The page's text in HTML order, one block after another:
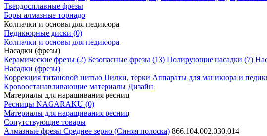
Твердосплавные фрезы
Боры алмазные торнадо
Колпачки и основы для педикюра
Педикюрные диски (0)
Колпачки и основы для педикюра
Насадки (фрезы)
Керамические фрезы (2) Безопасные фрезы (13) Полирующие насадки (7)
Насадки (фрезы)
Коррекция титановой нитью Пилки, терки Аппараты для маникюра и
Кровоостанавливающие материалы Дизайн
Материалы для наращивания ресниц
Ресницы NAGARAKU (0)
Материалы для наращивания ресниц
Сопутствующие товары
Алмазные фрезы Среднее зерно (Синяя полоска) 866.104.002.030.014